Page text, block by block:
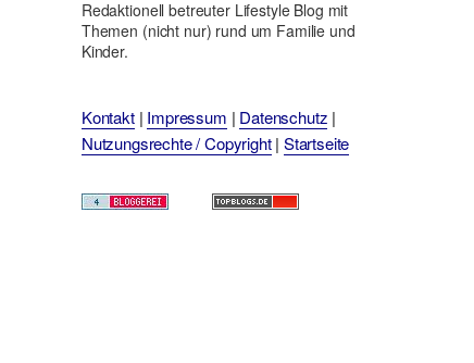
Redaktionell betreuter Lifestyle Blog mit
Themen (nicht nur) rund um Familie und
Kinder.
Kontakt| Impressum | Datenschutz |
Nutzungsrechte / Copyright| Startseite